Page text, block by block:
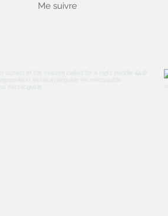
Me suivre